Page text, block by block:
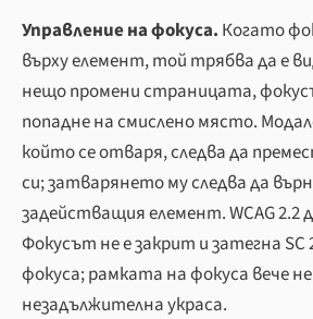
Управление на фокуса. Когато
върху елемент, той трябва да е
нещо промени страницата,
попадне на смислено място.
който се отваря, следва да
си; затварянето му следва да
задействащия елемент. WCAG 2.2
Фокусът не е закрит и затегна
фокуса; рамката на фокуса вече
незадължителна украса.